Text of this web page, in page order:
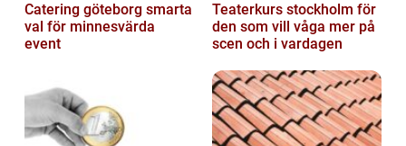
Catering göteborg smarta
val för minnesvärda
event
Teaterkurs stockholm för
den som vill våga mer på
scen och i vardagen